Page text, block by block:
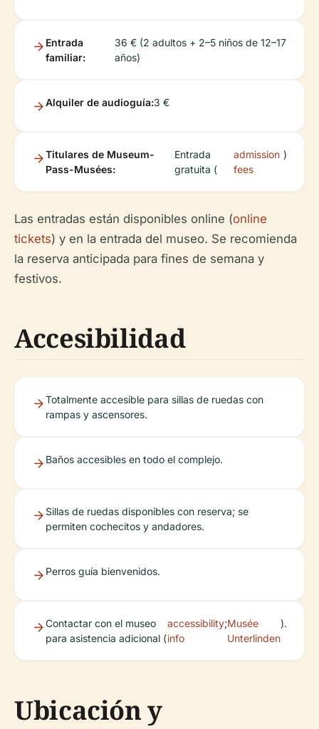
Entrada
familiar:
36 € (2 adultos + 2–5 niños de 12–17
años)
Alquiler de audioguía:3 €
Titulares de Museum-
Pass-Musées:
Entrada
gratuita (
admission
fees
)
Las entradas están disponibles online (online
tickets) y en la entrada del museo. Se recomienda
la reserva anticipada para fines de semana y
festivos.
Accesibilidad
Totalmente accesible para sillas de ruedas con
rampas y ascensores.
Baños accesibles en todo el complejo.
Sillas de ruedas disponibles con reserva; se
permiten cochecitos y andadores.
Perros guía bienvenidos.
Contactar con el museo
para asistencia adicional (
accessibility
info
;Musée
Unterlinden
).
Ubicación y